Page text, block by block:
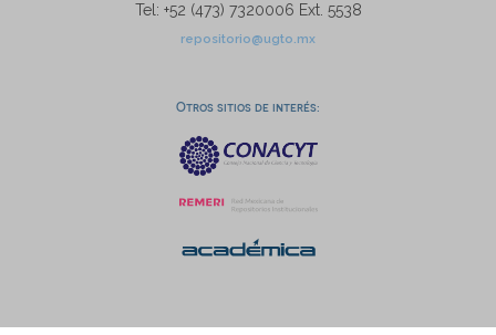
Tel: +52 (473) 7320006 Ext. 5538
repositorio@ugto.mx
Otros sitios de interés: